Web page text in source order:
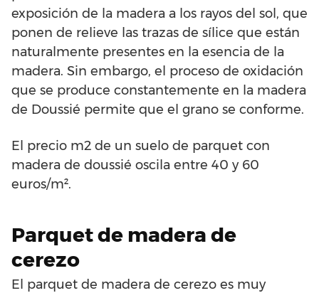
exposición de la madera a los rayos del sol, que
ponen de relieve las trazas de sílice que están
naturalmente presentes en la esencia de la
madera. Sin embargo, el proceso de oxidación
que se produce constantemente en la madera
de Doussié permite que el grano se conforme.
El precio m2 de un suelo de parquet con
madera de doussié oscila entre 40 y 60
euros/m².
Parquet de madera de
cerezo
El parquet de madera de cerezo es muy